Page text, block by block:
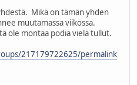
Mikä on tämän yhden
muutamassa viikossa.
ole montaa podia vielä tullut.
217179722625/permalink